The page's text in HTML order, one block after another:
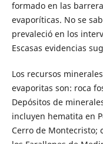
formado en las
evaporíticas. No se
prevaleció en los
Escasas evidencias
Los recursos
evaporitas son: roca
Depósitos de
incluyen hematita en
Cerro de Montecristo;